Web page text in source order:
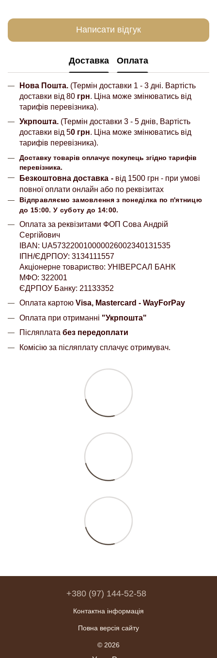
Написати відгук
Доставка Оплата
Нова Пошта. (Термін доставки 1 - 3 дні. Вартість
доставки від 80 грн. Ціна може змінюватись від
тарифів перевізника).
Укрпошта. (Термін доставки 3 - 5 днів, Вартість
доставки від 50 грн. Ціна може змінюватись від
тарифів перевізника).
Доставку товарів оплачує покупець згідно тарифів
перевізника.
Безкоштовна доставка - від 1500 грн - при умові
повної оплати онлайн або по реквізитах
Відправляємо замовлення з понеділка по п'ятницю
до 15:00. У суботу до 14:00.
Оплата за реквізитами ФОП Сова Андрій
Сергійович
IBAN: UA573220010000026002340131535
ІПН/ЄДРПОУ: 3134111557
Акціонерне товариство: УНІВЕРСАЛ БАНК
МФО: 322001
ЄДРПОУ Банку: 21133352
Оплата картою Visa, Mastercard - WayForPay
Оплата при отриманні "Укрпошта"
Післяплата без передоплати
Комісію за післяплату сплачує отримувач.
+380 (97) 144-52-58
Контактна інформація
Повна версія сайту
© 2026